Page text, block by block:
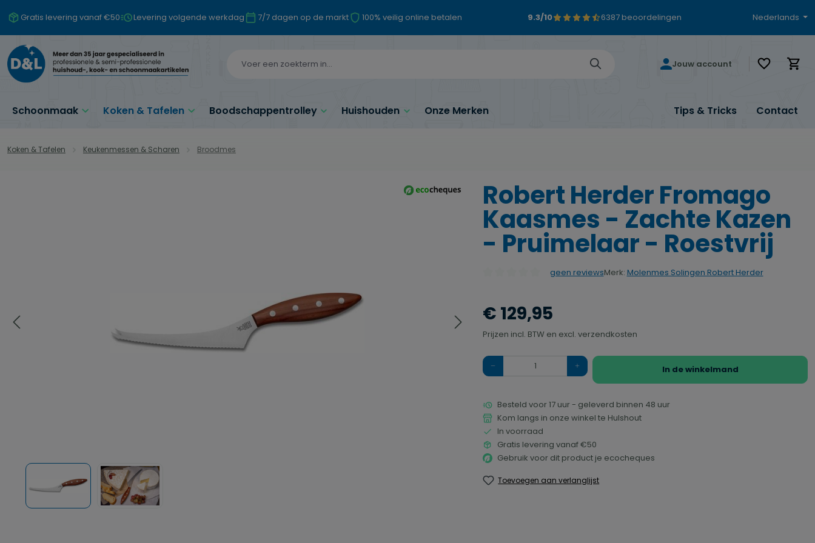
de hoofdinhoud
Ga naar de zoekopdracht
Ga naar de hoofdnavigatie
Gratis levering vanaf €50 Levering volgende werkdag 7/7 dagen op de markt 100% veilig online betalen 9.3/10 6387 beoordelingen Nederlands
Jouw account Je hebt 0
Schoonmaak Koken & Tafelen Boodschappentrolley Huishouden Onze Merken Tips & Tricks Contact
Koken & Tafelen Keukenmessen & Scharen Broodmes
Robert Herder Fromago
Kaasmes - Zachte Kazen
- Pruimelaar - Roestvrij
geen reviewsMerk: Molenmes Solingen Robert Herder
€ 129,95
Prijzen incl. BTW en excl. verzendkosten
Hoeveelheid
In de winkelmand
Besteld voor 17 uur - geleverd binnen 48 uur
Kom langs in onze winkel te Hulshout
In voorraad
Gratis levering vanaf €50
Gebruik voor dit product je ecocheques
Toevoegen aan verlanglijst